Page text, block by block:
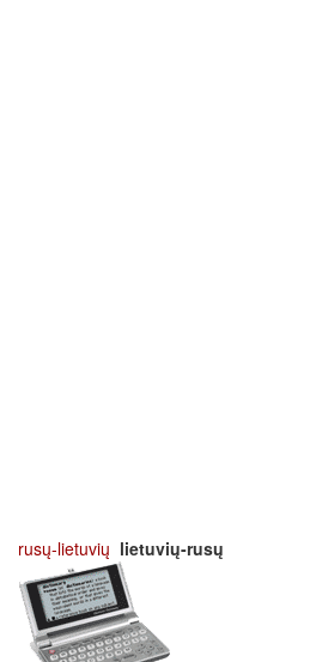
rusų-lietuvių lietuvių-rusų